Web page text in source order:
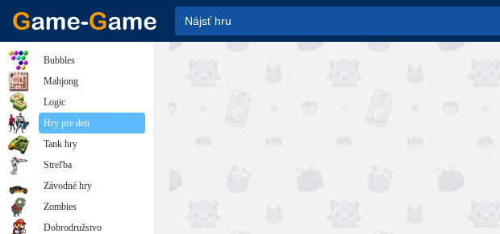
Bubbles
Mahjong
Logic
Hry pre deti
Tank hry
Streľba
Závodné hry
Zombies
Dobrodružstvo